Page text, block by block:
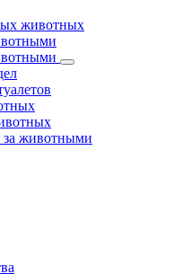
животных
за животными